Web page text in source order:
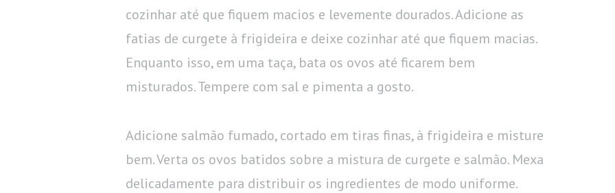
cozinhar até que fiquem macios e levemente dourados. Adicione as
fatias de curgete à frigideira e deixe cozinhar até que fiquem macias.
Enquanto isso, em uma taça, bata os ovos até ficarem bem
misturados. Tempere com sal e pimenta a gosto.
Adicione salmão fumado, cortado em tiras finas, à frigideira e misture
bem. Verta os ovos batidos sobre a mistura de curgete e salmão. Mexa
delicadamente para distribuir os ingredientes de modo uniforme.